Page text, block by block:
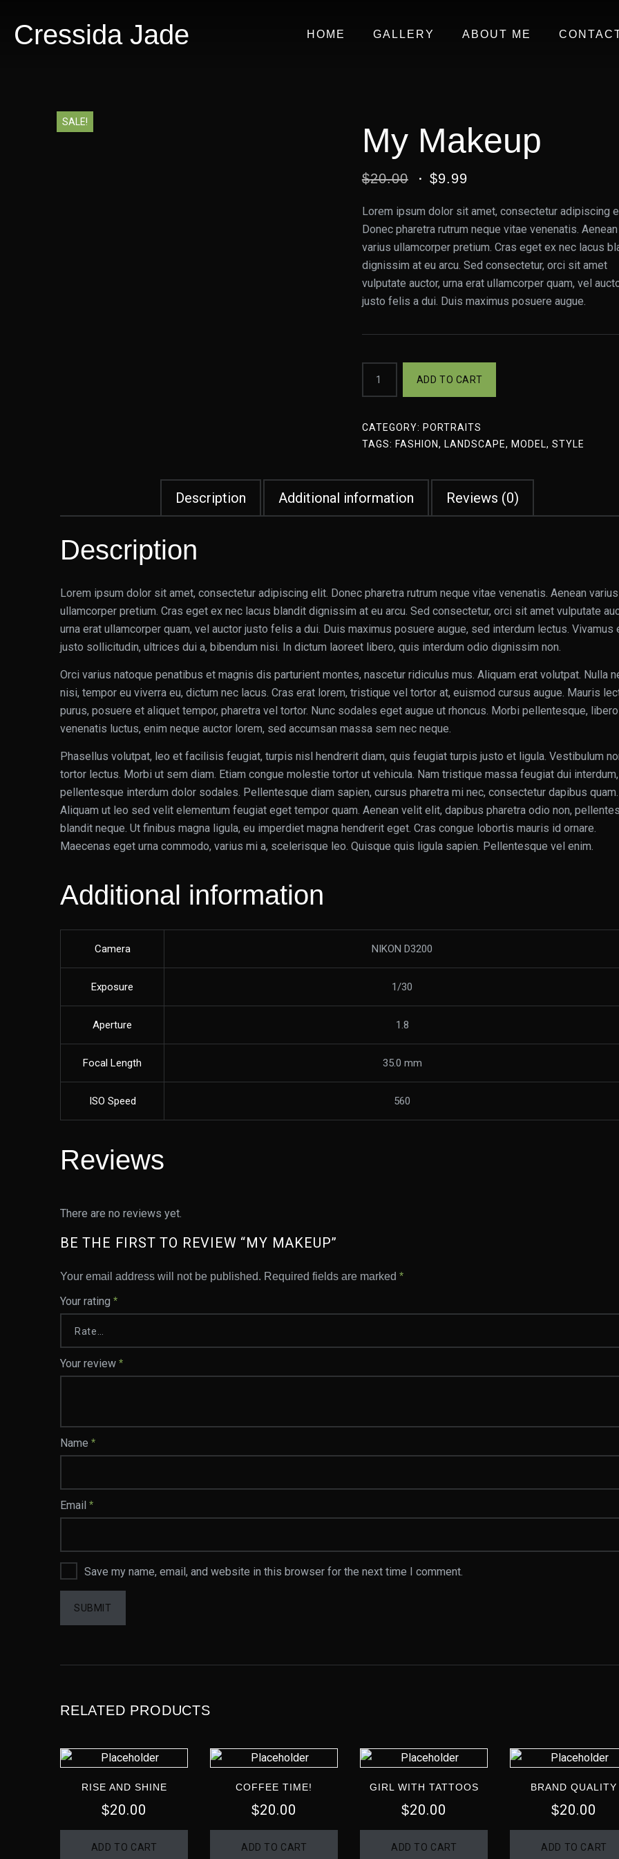
Cressida Jade HOME GALLERY ABOUT ME
SALE! My Makeup
$20.00 $9.99
Lorem ipsum dolor sit amet, consectetur adipiscing
Donec pharetra rutrum neque vitae venenatis. Aenean
varius ullamcorper pretium. Cras eget ex nec lacus
dignissim at eu arcu. Sed consectetur, orci sit amet
vulputate auctor, urna erat ullamcorper quam, vel
justo felis a dui. Duis maximus posuere augue.
ADD TO CART
CATEGORY: PORTRAITS
TAGS: FASHION, LANDSCAPE, MODEL, STYLE
Description Additional information Reviews (0)
Description
Lorem ipsum dolor sit amet, consectetur adipiscing elit. Donec pharetra rutrum neque vitae venenatis. Aenean varius
ullamcorper pretium. Cras eget ex nec lacus blandit dignissim at eu arcu. Sed consectetur, orci sit amet vulputate
urna erat ullamcorper quam, vel auctor justo felis a dui. Duis maximus posuere augue, sed interdum lectus. Vivamus
justo sollicitudin, ultrices dui a, bibendum nisi. In dictum laoreet libero, quis interdum odio dignissim non.
Orci varius natoque penatibus et magnis dis parturient montes, nascetur ridiculus mus. Aliquam erat volutpat. Nulla
nisi, tempor eu viverra eu, dictum nec lacus. Cras erat lorem, tristique vel tortor at, euismod cursus augue. Mauris
purus, posuere et aliquet tempor, pharetra vel tortor. Nunc sodales eget augue ut rhoncus. Morbi pellentesque,
venenatis luctus, enim neque auctor lorem, sed accumsan massa sem nec neque.
Phasellus volutpat, leo et facilisis feugiat, turpis nisl hendrerit diam, quis feugiat turpis justo et ligula. Vestibulum
tortor lectus. Morbi ut sem diam. Etiam congue molestie tortor ut vehicula. Nam tristique massa feugiat dui interdum,
pellentesque interdum dolor sodales. Pellentesque diam sapien, cursus pharetra mi nec, consectetur dapibus quam.
Aliquam ut leo sed velit elementum feugiat eget tempor quam. Aenean velit elit, dapibus pharetra odio non,
blandit neque. Ut finibus magna ligula, eu imperdiet magna hendrerit eget. Cras congue lobortis mauris id ornare.
Maecenas eget urna commodo, varius mi a, scelerisque leo. Quisque quis ligula sapien. Pellentesque vel enim.
Additional information
Camera NIKON D3200
Exposure 1/30
Aperture 1.8
Focal Length 35.0 mm
ISO Speed 560
Reviews
There are no reviews yet.
BE THE FIRST TO REVIEW “MY MAKEUP”
Your email address will not be published. Required fields are marked *
Your rating *
Your review *
Name *
Email *
Save my name, email, and website in this browser for the next time I comment.
RELATED PRODUCTS
RISE AND SHINE
$20.00
ADD TO CART
COFFEE TIME!
$20.00
ADD TO CART
GIRL WITH TATTOOS
$20.00
ADD TO CART
BRAND QUALITY
$20.00
ADD TO CART